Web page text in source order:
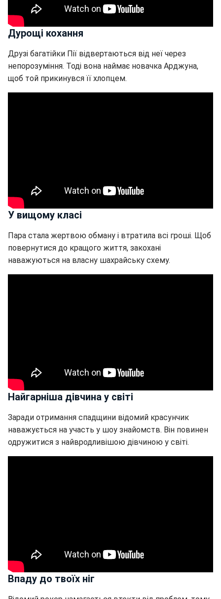
Дурощі кохання
Друзі багатійки Пії відвертаються від неї через
непорозуміння. Тоді вона наймає новачка Арджуна,
щоб той прикинувся її хлопцем.
У вищому класі
Пара стала жертвою обману і втратила всі гроші. Щоб
повернутися до кращого життя, закохані
наважуються на власну шахрайську схему.
Найгарніша дівчина у світі
Заради отримання спадщини відомий красунчик
наважується на участь у шоу знайомств. Він повинен
одружитися з найвродливішою дівчиною у світі.
Впаду до твоїх ніг